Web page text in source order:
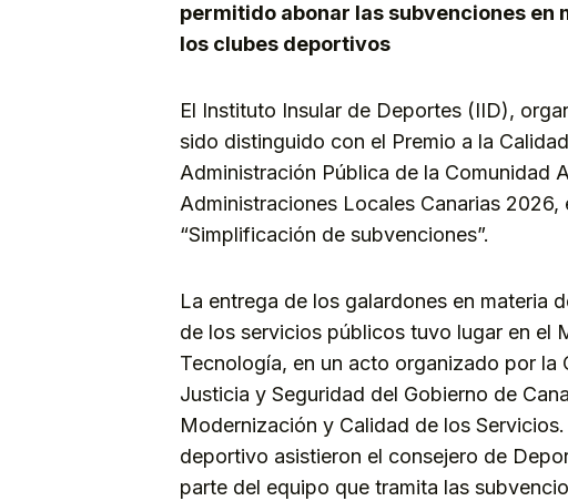
permitido abonar las subvenciones en
los clubes deportivos
El Instituto Insular de Deportes (IID),
sido distinguido con el Premio a la
Administración Pública de la Comunidad
Administraciones Locales Canarias
“Simplificación de subvenciones”.
La entrega de los galardones en materia
de los servicios públicos tuvo lugar en el
Tecnología, en un acto organizado por la
Justicia y Seguridad del Gobierno de
Modernización y Calidad de los
deportivo asistieron el consejero de
parte del equipo que tramita las